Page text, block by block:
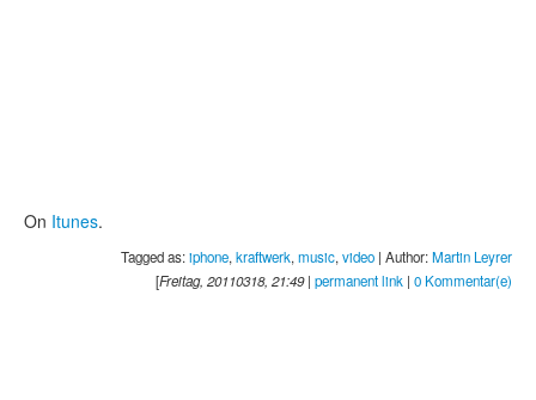
On Itunes.
Tagged as:iphone, kraftwerk, music, video | Author:Martin Leyrer
[Freitag, 20110318, 21:49| permanent link | 0 Kommentar(e)